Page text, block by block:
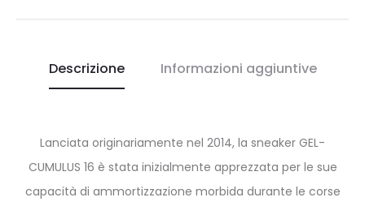
Descrizione Informazioni aggiuntive
Lanciata originariamente nel 2014, la sneaker GEL-
CUMULUS 16 è stata inizialmente apprezzata per le sue
capacità di ammortizzazione morbida durante le corse